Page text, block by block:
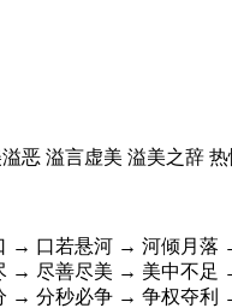
恶 溢言虚美 溢美之辞
→ 口若悬河 → 河倾月
→ 尽善尽美 → 美中不
→ 分秒必争 → 争权夺